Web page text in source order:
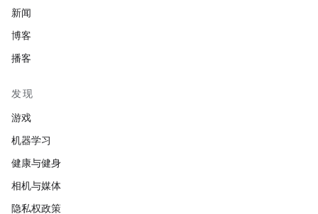
新闻
博客
播客
发现
游戏
机器学习
健康与健身
相机与媒体
隐私权政策